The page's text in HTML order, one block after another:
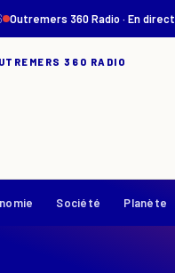
Outremers 360 Radio · En direct
360 RADIO
Société Planète